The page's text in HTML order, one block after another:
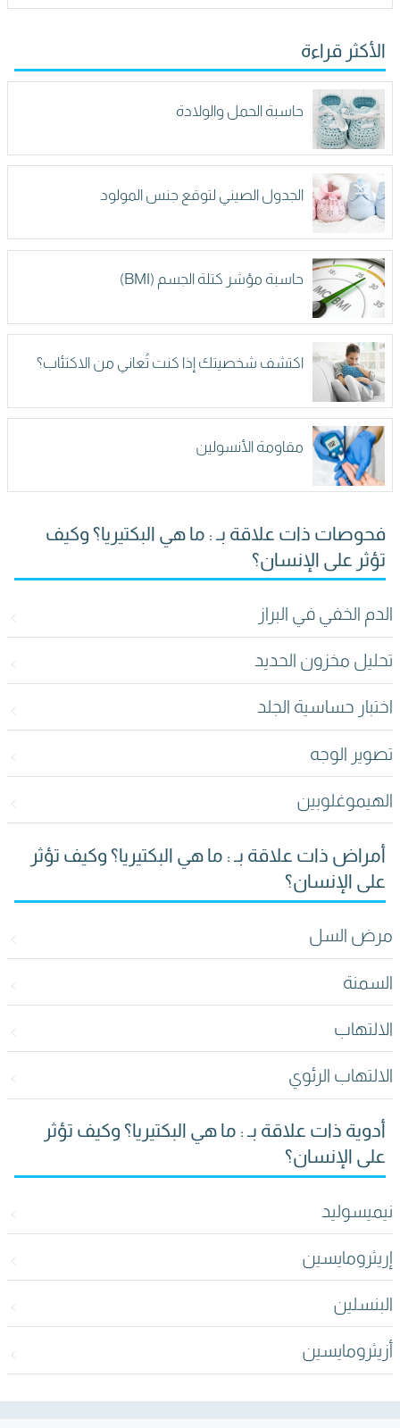
الأكثر قراءة
حاسبة الحمل والولادة
الجدول الصيني لتوقع جنس المولود
حاسبة مؤشر كتلة الجسم (BMI)
اكتشف شخصيتك إذا كنت تُعاني من الاكتئاب؟
مقاومة الأنسولين
فحوصات ذات علاقة بـ : ما هي البكتيريا؟ وكيف
تؤثر على الإنسان؟
الدم الخفي في البراز
تحليل مخزون الحديد
اختبار حساسية الجلد
تصوير الوجه
الهيموغلوبين
أمراض ذات علاقة بـ : ما هي البكتيريا؟ وكيف تؤثر
على الإنسان؟
مرض السل
السمنة
الالتهاب
الالتهاب الرئوي
أدوية ذات علاقة بـ : ما هي البكتيريا؟ وكيف تؤثر
على الإنسان؟
نيميسوليد
إريثرومايسين
البنسلين
أزيثرومايسين